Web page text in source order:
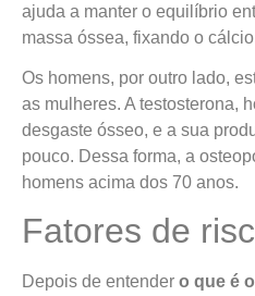
ajuda a manter o equilíbrio
massa óssea, fixando o
Os homens, por outro lado,
as mulheres. A testosterona,
desgaste ósseo, e a sua
pouco. Dessa forma, a
homens acima dos 70 anos.
Fatores de
Depois de entender o que é